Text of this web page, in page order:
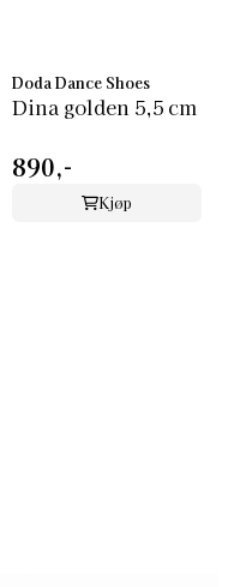
Doda Dance Shoes
Dina golden 5,5 cm
890,-
Kjøp